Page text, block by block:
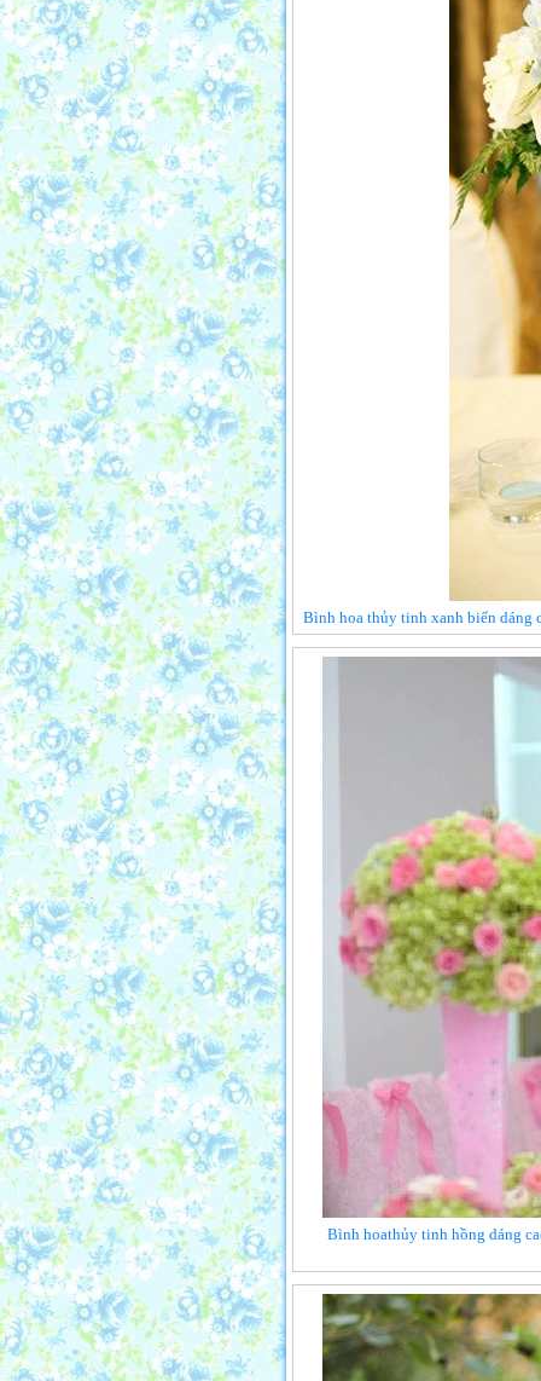
Bình hoa thủy tinh xanh biển dáng
Bình hoathủy tinh hồng dáng